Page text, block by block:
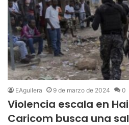
EAguilera 9 de marzo de 2024 0
Violencia escala en
Caricom busca una